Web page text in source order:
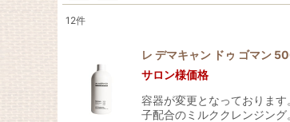
並び順
12件
レ デマキャン ドゥ ゴマン
サロン様価格
容器が変更となっておりま
子配合のミルククレンジン